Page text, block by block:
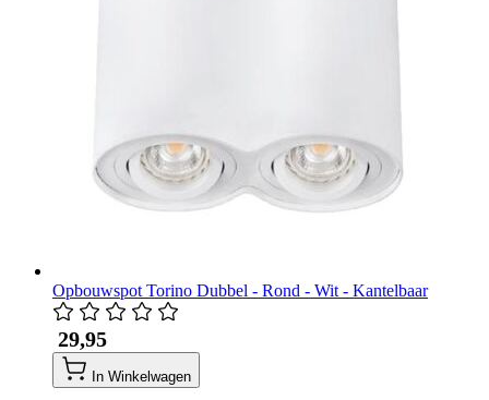
Opbouwspot Torino Dubbel - Rond - Wit - Kantelbaar
​ 29,95
In Winkelwagen